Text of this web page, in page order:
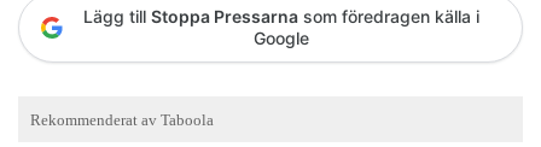
Lägg till Stoppa Pressarna som föredragen källa i
Google